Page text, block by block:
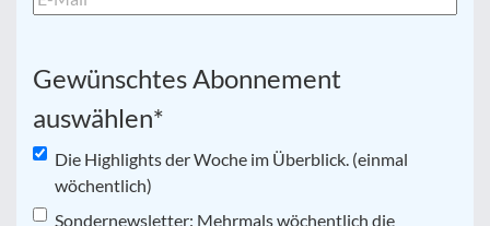
Gewünschtes Abonnement
auswählen*
Die Highlights der Woche im Überblick. (einmal
wöchentlich)
Sondernewsletter: Mehrmals wöchentlich die